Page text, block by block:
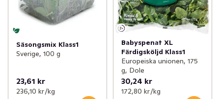
Säsongsmix Klass1
Sverige, 100 g
23,61 kr
236,10 kr /kg
Babyspenat XL
Färdigsköljd Klass1
Europeiska unionen, 175
g, Dole
30,24 kr
172,80 kr /kg